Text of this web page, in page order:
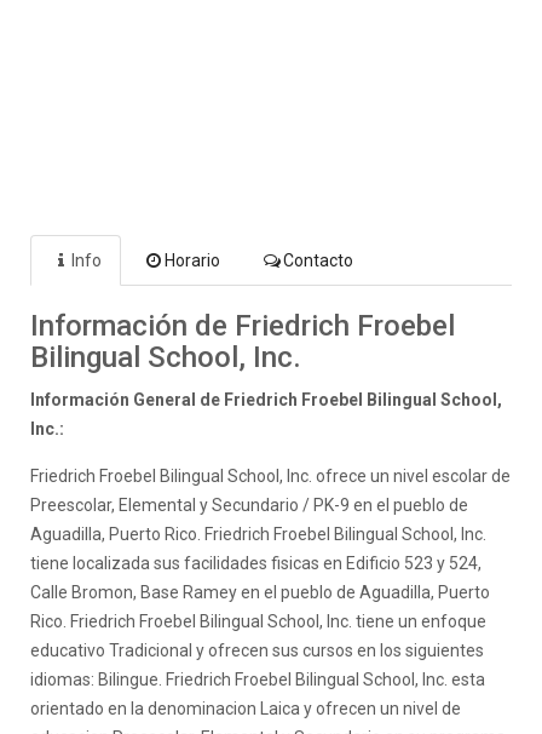
Info Horario Contacto
Información de Friedrich Froebel
Bilingual School, Inc.
Información General de Friedrich Froebel Bilingual School,
Inc.:
Friedrich Froebel Bilingual School, Inc. ofrece un nivel escolar de
Preescolar, Elemental y Secundario / PK-9 en el pueblo de
Aguadilla, Puerto Rico. Friedrich Froebel Bilingual School, Inc.
tiene localizada sus facilidades fisicas en Edificio 523 y 524,
Calle Bromon, Base Ramey en el pueblo de Aguadilla, Puerto
Rico. Friedrich Froebel Bilingual School, Inc. tiene un enfoque
educativo Tradicional y ofrecen sus cursos en los siguientes
idiomas: Bilingue. Friedrich Froebel Bilingual School, Inc. esta
orientado en la denominacion Laica y ofrecen un nivel de